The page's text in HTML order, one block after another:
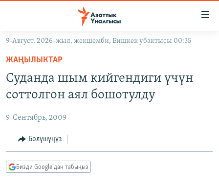
Навигацияга
өтүңүз
Издөөгө
салыңыз
ЭКОНОМИКА
МАДАНИЯТ
ДҮЙНӨ
БОРБОР АЗИЯ
АТАЙЫН ИЛИКТӨӨ
ТВ ПРОГРАММАЛАР
ЭКСПЕРТТЕР ТАЛДАЙТ
ӨЗГӨЧӨ ПИКИР
9-Август, 2026-жыл, жекшемби, Бишкек убактысы 00:35
ЖАҢЫЛЫКТАР
Суданда шым кийгендиги үчүн
соттолгон аял бошотулду
9-Сентябрь, 2009
Бөлүшүңүз
Бизди Google'дан табыңыз